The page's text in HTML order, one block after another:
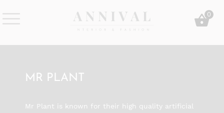
Lifestyle-
0
MR PLANT
Mr Plant is known for their high quality artificial